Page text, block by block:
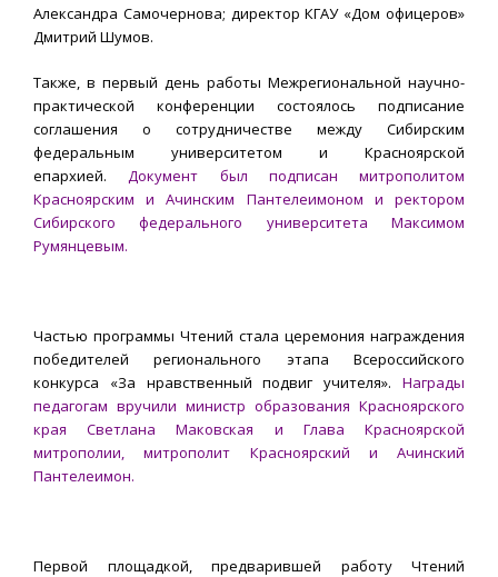
Александра Самочернова; директор КГАУ «Дом офицеров»
Дмитрий Шумов.
Также, в первый день работы Межрегиональной научно-
практической конференции состоялось подписание
соглашения о сотрудничестве между Сибирским
федеральным университетом и Красноярской
епархией.Документ был подписан митрополитом
Красноярским и Ачинским Пантелеимоном и ректором
Сибирского федерального университета Максимом
Румянцевым.
Частью программы Чтений стала церемония награждения
победителей регионального этапа Всероссийского
конкурса «За нравственный подвиг учителя». Награды
педагогам вручили министр образования Красноярского
края Светлана Маковская и Глава Красноярской
митрополии, митрополит Красноярский и Ачинский
Пантелеимон.
Первой площадкой, предварившей работу Чтений